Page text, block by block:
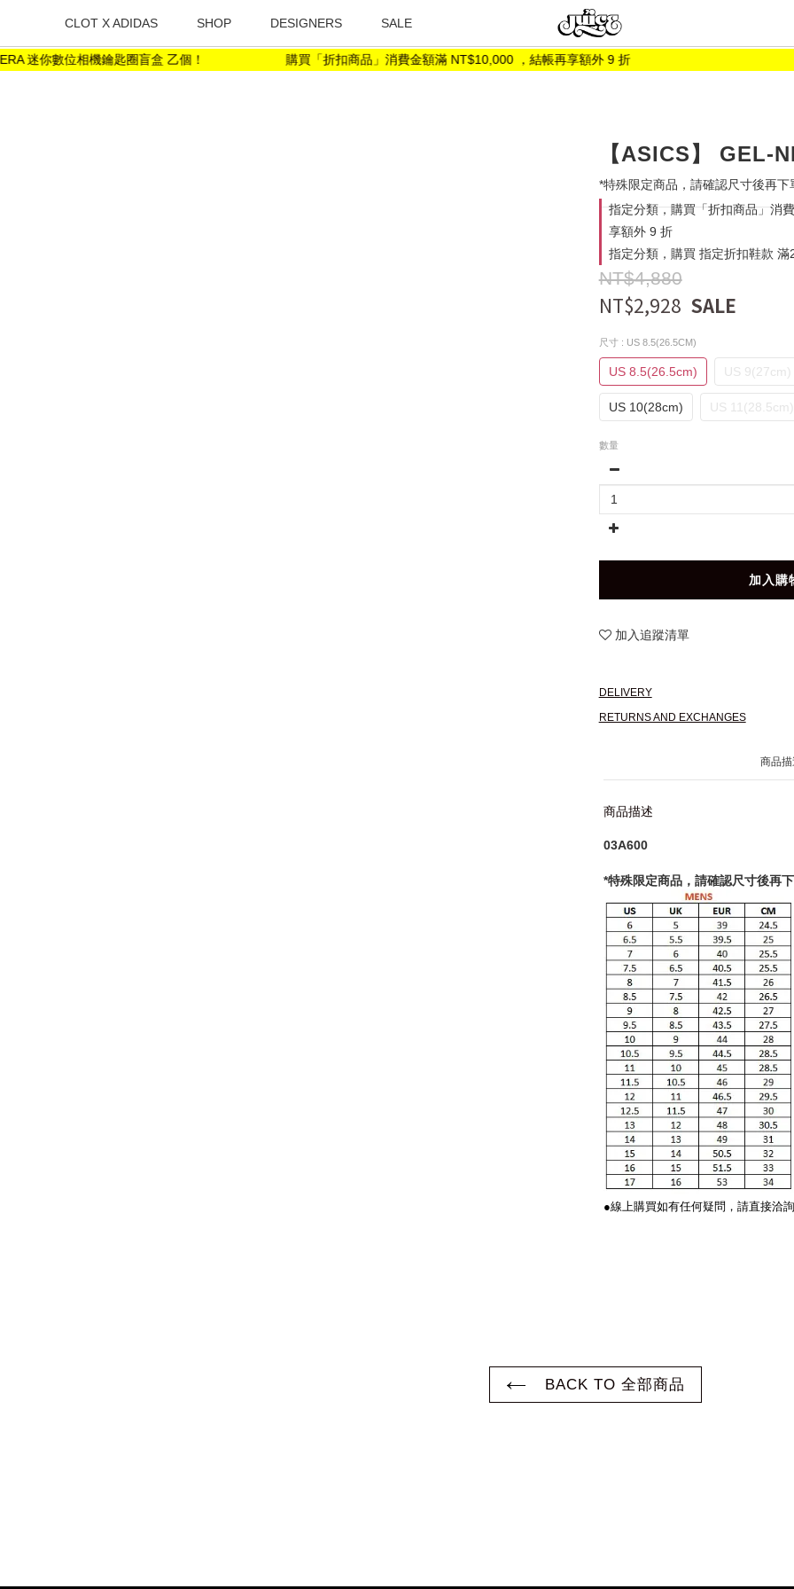
數位相機鑰匙圈盲盒 乙個！ 購買「折扣商品」消費金額滿 NT$10,000 ，結帳再享額外 9 折
CLOT X ADIDAS SHOP DESIGNERS SALE
【ASICS】 GEL-
*特殊限定商品，請確認尺寸後再下
指定分類，購買「折扣商品」消
享額外 9 折
指定分類，購買 指定折扣鞋款
NT$4,880
NT$2,928
尺寸 : US 8.5(26.5CM)
US 8.5(26.5cm) US 9(27cm)
US 10(28cm) US 11(28.5cm)
數量
加入購
加入追蹤清單
DELIVERY
RETURNS AND EXCHANGES
商品
商品描述
03A600
*特殊限定商品，請確認尺寸後再
●線上購買如有任何疑問， 請直接洽
BACK TO 全部商品